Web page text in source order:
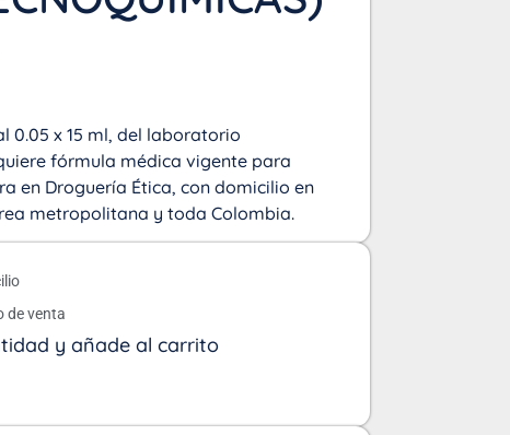
0.05 x 15 ml, del laboratorio
fórmula médica vigente para
en Droguería Ética, con domicilio en
metropolitana y toda Colombia.
de venta
y añade al carrito